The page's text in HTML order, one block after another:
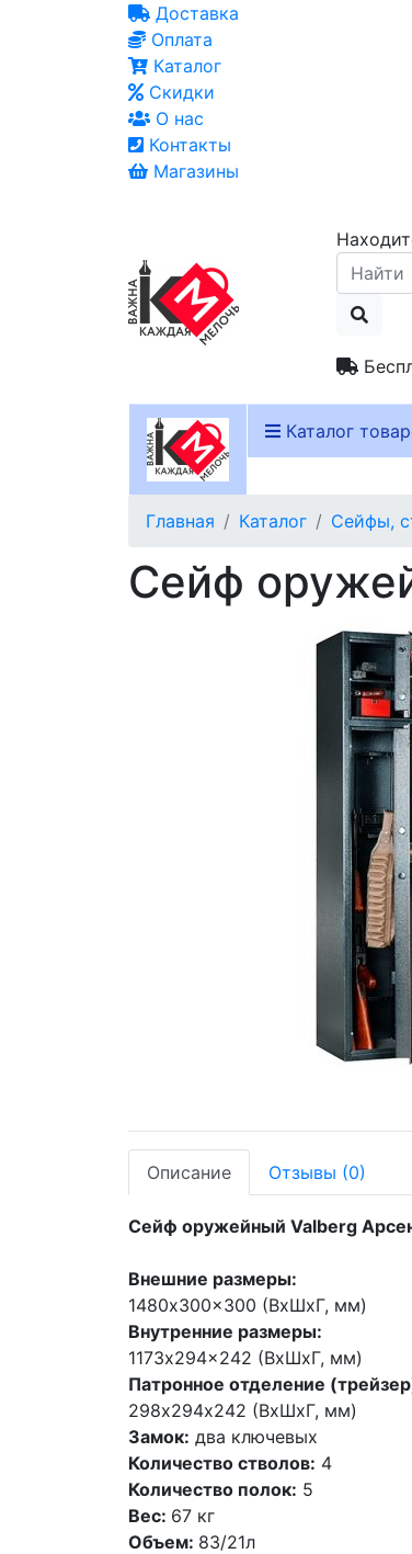
Доставка
Оплата
Каталог
Скидки
О нас
Контакты
Магазины
Каталог
Главная Каталог Сейфы,
Сейф
Описание Отзывы (0)
Сейф оружейный Valberg
Внешние размеры:
1480x300x300 (ВхШхГ, мм)
Внутренние размеры:
1173x294x242 (ВхШхГ, мм)
Патронное отделение
298х294х242 (ВхШхГ, мм)
Замок: два ключевых
Количество стволов: 4
Количество полок: 5
Вес: 67 кг
Объем: 83/21л